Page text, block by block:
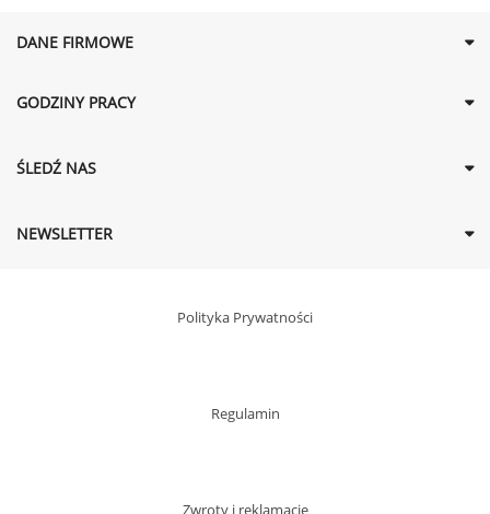
DANE FIRMOWE
GODZINY PRACY
ŚLEDŹ NAS
NEWSLETTER
Polityka Prywatności
Regulamin
Zwroty i reklamacje